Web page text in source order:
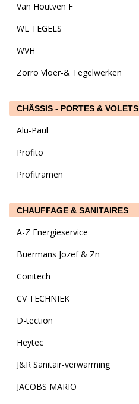
Van Houtven F
WL TEGELS
WVH
Zorro Vloer-& Tegelwerken
CHÂSSIS - PORTES & VOLETS
Alu-Paul
Profito
Profitramen
CHAUFFAGE & SANITAIRES
A-Z Energieservice
Buermans Jozef & Zn
Conitech
CV TECHNIEK
D-tection
Heytec
J&R Sanitair-verwarming
JACOBS MARIO